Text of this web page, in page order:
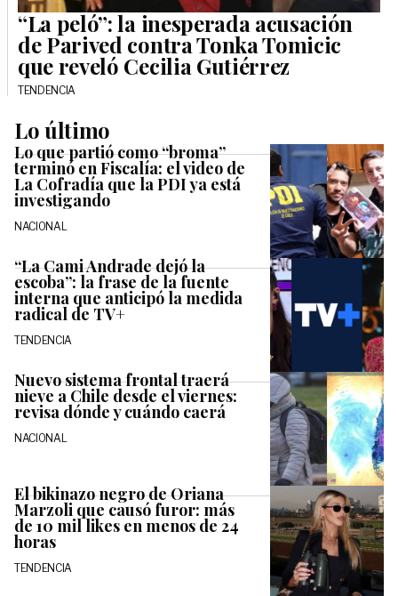
“La peló”: la inesperada acusación
de Parived contra Tonka Tomicic
que reveló Cecilia Gutiérrez
TENDENCIA
Lo último
Lo que partió como “broma”
terminó en Fiscalía: el video de
La Cofradía que la PDI ya está
investigando
NACIONAL
“La Cami Andrade dejó la
escoba”: la frase de la fuente
interna que anticipó la medida
radical de TV+
TENDENCIA
Nuevo sistema frontal traerá
nieve a Chile desde el viernes:
revisa dónde y cuándo caerá
NACIONAL
El bikinazo negro de Oriana
Marzoli que causó furor: más
de 10 mil likes en menos de 24
horas
TENDENCIA